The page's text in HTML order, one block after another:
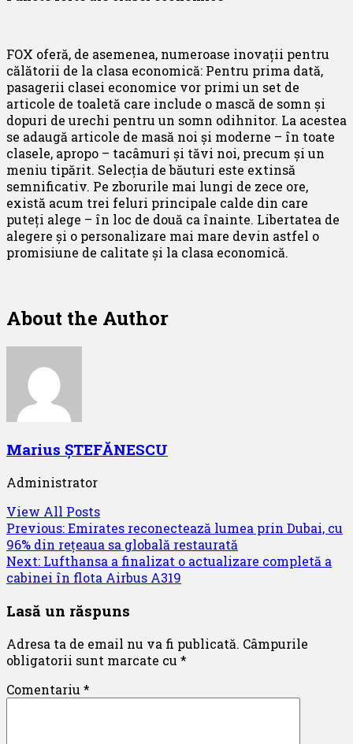
FOX oferă, de asemenea, numeroase inovații pentru
călătorii de la clasa economică: Pentru prima dată,
pasagerii clasei economice vor primi un set de
articole de toaletă care include o mască de somn și
dopuri de urechi pentru un somn odihnitor. La acestea
se adaugă articole de masă noi și moderne – în toate
clasele, apropo – tacâmuri și tăvi noi, precum și un
meniu tipărit. Selecția de băuturi este extinsă
semnificativ. Pe zborurile mai lungi de zece ore,
există acum trei feluri principale calde din care
puteți alege – în loc de două ca înainte. Libertatea de
alegere și o personalizare mai mare devin astfel o
promisiune de calitate și la clasa economică.
About the Author
Marius ȘTEFĂNESCU
Administrator
View All Posts
Post
navigation
Previous:Emirates reconectează lumea prin Dubai, cu
96% din rețeaua sa globală restaurată
Next: Lufthansa a finalizat o actualizare completă a
cabinei în flota Airbus A319
Lasă un răspuns
Adresa ta de email nu va fi publicată. Câmpurile
obligatorii sunt marcate cu *
Comentariu *